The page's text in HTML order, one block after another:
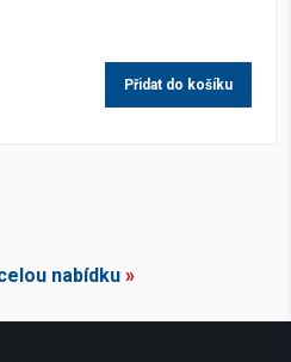
Přidat do košíku
nabídku»